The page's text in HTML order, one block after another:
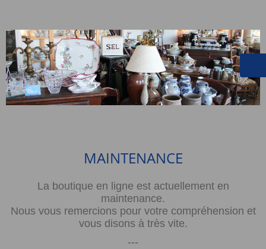
MAINTENANCE
La boutique en ligne est actuellement en
maintenance.
Nous vous remercions pour votre compréhension et
vous disons à très vite.
---